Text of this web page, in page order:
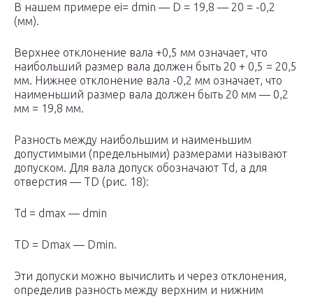
В нашем примере еi= dmin — D = 19,8 — 20 = -0,2
(мм).
Верхнее отклонение вала +0,5 мм означает, что
наибольший размер вала должен быть 20 + 0,5 = 20,5
мм. Нижнее отклонение вала -0,2 мм означает, что
наименьший размер вала должен быть 20 мм — 0,2
мм = 19,8 мм.
Разность между наибольшим и наименьшим
допустимыми (предельными) размерами называют
допуском. Для вала допуск обозначают Тd, а для
отверстия — TD (рис. 18):
Td = dmax — dmin
TD = Dmax — Dmin.
Эти допуски можно вычислить и через отклонения,
определив разность между верхним и нижним